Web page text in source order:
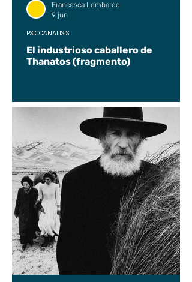
El industrioso caballero de
Thanatos (fragmento)
PSICOANÁLISIS
Francesca Lombardo
9 jun